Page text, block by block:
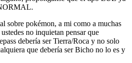
sobre pokémon, a mi como a muchas
no inquietan pensar que
debería ser Tierra/Roca y no solo
que debería ser Bicho no lo es y